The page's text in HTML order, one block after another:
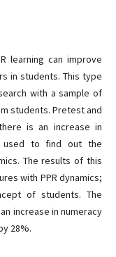
learning can improve
in students. This type
with a sample of
students. Pretest and
is an increase in
used to find out the
The results of this
with PPR dynamics;
of students. The
increase in numeracy
28%.